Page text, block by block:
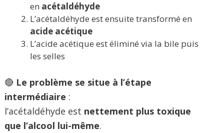
en acétaldéhyde
L’acétaldéhyde est ensuite transformé en
acide acétique
L’acide acétique est éliminé via la bile puis
les selles
🔴 Le problème se situe à l’étape
intermédiaire :
l’acétaldéhyde est nettement plus toxique
que l’alcool lui-même.